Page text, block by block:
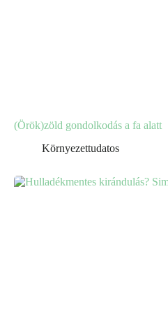
(Örök)zöld gondolkodás a fa alatt
Környezettudatos